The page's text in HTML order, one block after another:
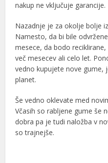
nakup ne vključuje garancije.
Nazadnje je za okolje bolje
Namesto, da bi bile
mesece, da bodo
več mesecev ali celo let.
vedno kupujete nove gume,
planet.
Še vedno oklevate med
Včasih so rabljene gume še
dobra pa je tudi naložba v
so trajnejše.